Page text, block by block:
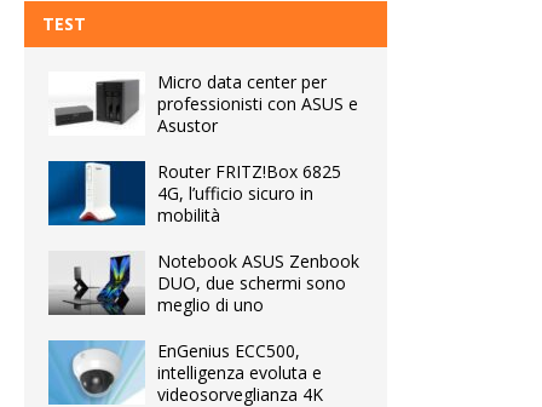
TEST
Micro data center per
professionisti con ASUS e
Asustor
Router FRITZ!Box 6825
4G, l’ufficio sicuro in
mobilità
Notebook ASUS Zenbook
DUO, due schermi sono
meglio di uno
EnGenius ECC500,
intelligenza evoluta e
videosorveglianza 4K